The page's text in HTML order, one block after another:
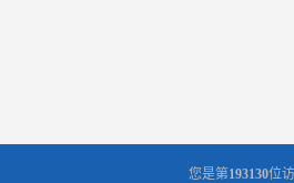
您是第193130位